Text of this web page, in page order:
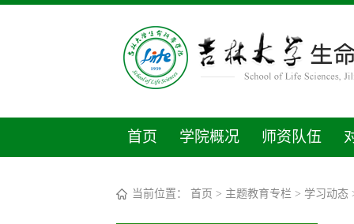
首页 学院概况 师资队伍
当前位置： 首页 > 主题教育专栏 > 学习动态